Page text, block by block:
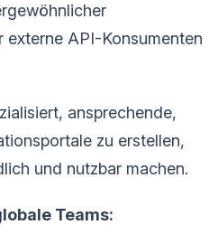
externe API-Konsumenten
ansprechende,
zu erstellen,
und nutzbar machen.
Teams: